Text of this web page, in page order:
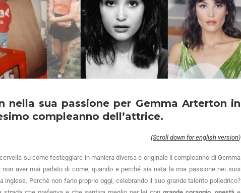
nella sua passione per Gemma Arterton in
compleanno dell’attrice.
(Scroll down for english version)
su come festeggiare in maniera diversa e originale il compleanno di Gemma
non aver mai parlato di come, quando e perché sia nata la mia passione nei suoi
Perché non farlo proprio oggi, celebrando il suo grande talento poliedrico?